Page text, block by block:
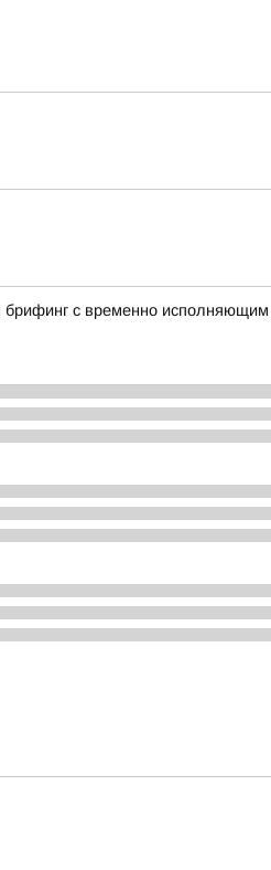
с временно исполняющим